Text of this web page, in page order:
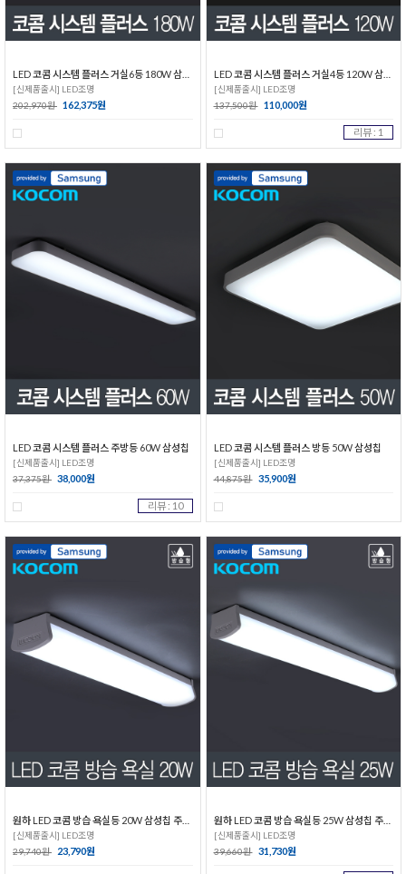
[신제품출시] LED조명
202,970원 162,375원
LED 코콤 시스템 플러스 거실4등 120W 삼성칩
[신제품출시] LED조명
137,500원 110,000원
리뷰 : 1
LED 코콤 시스템 플러스 주방등 60W 삼성칩
[신제품출시] LED조명
37,375원 38,000원
리뷰 : 10
LED 코콤 시스템 플러스 방등 50W 삼성칩
[신제품출시] LED조명
44,875원 35,900원
[신제품출시] LED조명
29,740원 23,790원
원하 LED 코콤 방습 욕실등 25W 삼성칩 주광색 600MM
[신제품출시] LED조명
39,660원 31,730원